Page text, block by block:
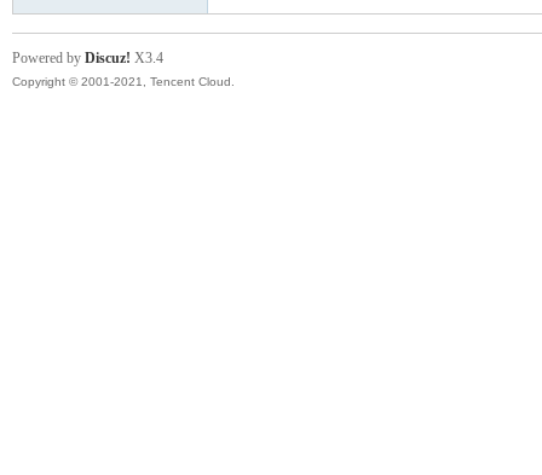
Powered by Discuz! X3.4
Copyright © 2001-2021, Tencent Cloud.